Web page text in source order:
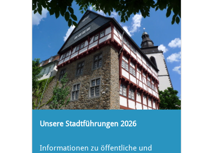
Unsere Stadtführungen 2026
Informationen zu öffentliche und